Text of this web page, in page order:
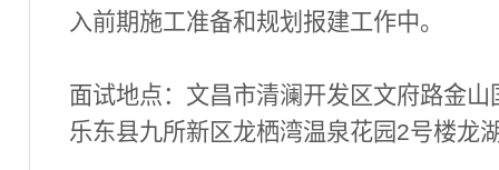
入前期施工准备和规划报建工作中。
面试地点：文昌市清澜开发区文府路金山
乐东县九所新区龙栖湾温泉花园2号楼龙